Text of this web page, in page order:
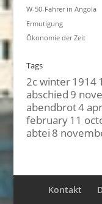
W-50-Fahrer in Angola
Ermutigung
Ökonomie der Zeit
Tags
2c winter1914
abschied 9
abendbrot4
february11
abtei 8
Kontakt